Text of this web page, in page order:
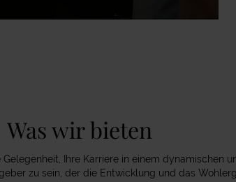
Was wir bieten
Ihre Karriere in einem dynamischen
zu sein, der die Entwicklung und das